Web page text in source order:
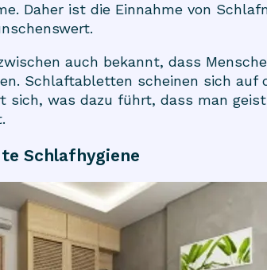
Daher ist die Einnahme von
auch bekannt, dass
Schlaftabletten scheinen sich auf
sich, was dazu führt, dass man
Schlafhygiene